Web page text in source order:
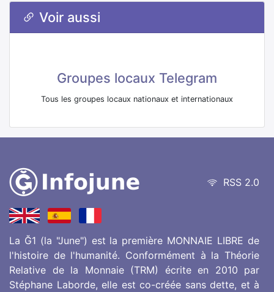
Voir aussi
Groupes locaux Telegram
Tous les groupes locaux nationaux et internationaux
RSS 2.0
La Ğ1 (la "June") est la première MONNAIE LIBRE de
l'histoire de l'humanité. Conformément à la Théorie
Relative de la Monnaie (TRM) écrite en 2010 par
Stéphane Laborde, elle est co-créée sans dette, et à